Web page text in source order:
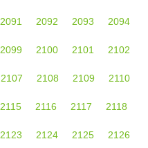
2091 2092 2093 2094
2099 2100 2101 2102
2107 2108 2109 2110
2115 2116 2117 2118
2123 2124 2125 2126